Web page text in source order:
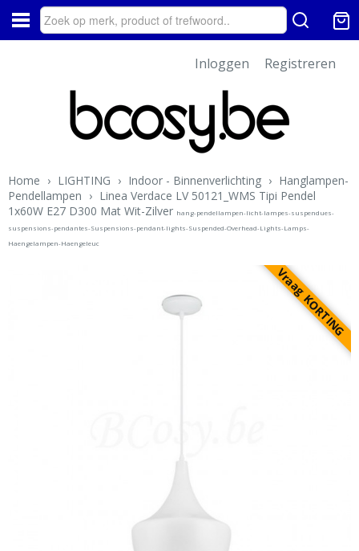
Inloggen Registreren
Home › LIGHTING › Indoor - Binnenverlichting › Hanglampen-
Pendellampen › Linea Verdace LV 50121_WMS Tipi Pendel
1x60W E27 D300 Mat Wit-Zilver hang-pendellampen-licht-lampes-suspendues-
suspensions-pendantes-Suspensions-pendant-lights-Suspended-Overhead-Lights-Lamps-
Haengelampen-Haengeleuc
Vraag KORTING